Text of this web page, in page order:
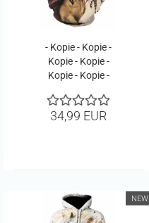
- Kopie - Kopie -
Kopie - Kopie -
Kopie - Kopie -
Kopie - Kopie -
Kopie - Kopie
34,99 EUR
NEW